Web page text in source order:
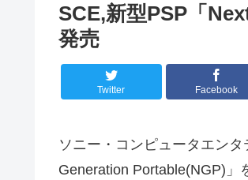
SCE,新型PSP「
発売
Twitter Facebook
ソニー・コンピュータエン
Generation Portable(NGP)」